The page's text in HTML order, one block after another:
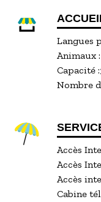
Langues
Animaux :
Capacité :
Nombre
Accès
Accès
Accès
Cabine